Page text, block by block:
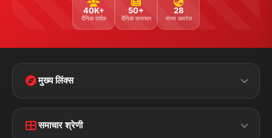
40K+
दैनिक दर्शक
50+
दैनिक समाचार
28
राज्य कवरेज
मुख्य लिंक्स
Home Contact Us
समाचार श्रेणी